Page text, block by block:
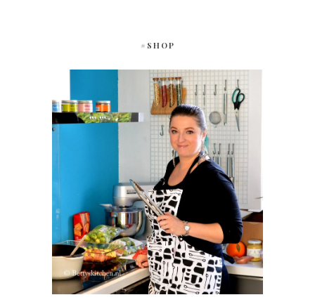
#SHOP